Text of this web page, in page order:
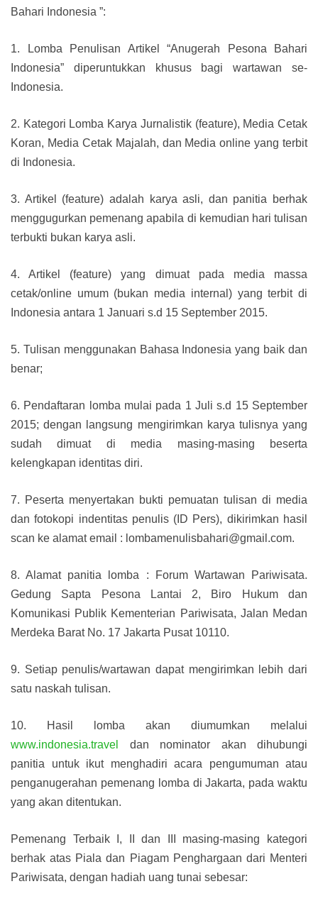
Bahari Indonesia ”:
1. Lomba Penulisan Artikel “Anugerah Pesona Bahari
Indonesia” diperuntukkan khusus bagi wartawan se-
Indonesia.
2. Kategori Lomba Karya Jurnalistik (feature), Media Cetak
Koran, Media Cetak Majalah, dan Media online yang terbit
di Indonesia.
3. Artikel (feature) adalah karya asli, dan panitia berhak
menggugurkan pemenang apabila di kemudian hari tulisan
terbukti bukan karya asli.
4. Artikel (feature) yang dimuat pada media massa
cetak/online umum (bukan media internal) yang terbit di
Indonesia antara 1 Januari s.d 15 September 2015.
5. Tulisan menggunakan Bahasa Indonesia yang baik dan
benar;
6. Pendaftaran lomba mulai pada 1 Juli s.d 15 September
2015; dengan langsung mengirimkan karya tulisnya yang
sudah dimuat di media masing-masing beserta
kelengkapan identitas diri.
7. Peserta menyertakan bukti pemuatan tulisan di media
dan fotokopi indentitas penulis (ID Pers), dikirimkan hasil
scan ke alamat email : lombamenulisbahari@gmail.com.
8. Alamat panitia lomba : Forum Wartawan Pariwisata.
Gedung Sapta Pesona Lantai 2, Biro Hukum dan
Komunikasi Publik Kementerian Pariwisata, Jalan Medan
Merdeka Barat No. 17 Jakarta Pusat 10110.
9. Setiap penulis/wartawan dapat mengirimkan lebih dari
satu naskah tulisan.
10. Hasil lomba akan diumumkan melalui
www.indonesia.travel
dan nominator akan dihubungi
panitia untuk ikut menghadiri acara pengumuman atau
penganugerahan pemenang lomba di Jakarta, pada waktu
yang akan ditentukan.
Pemenang Terbaik I, II dan III masing-masing kategori
berhak atas Piala dan Piagam Penghargaan dari Menteri
Pariwisata, dengan hadiah uang tunai sebesar: